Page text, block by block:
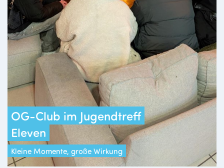
OG-Club im Jugendtreff
Eleven
Kleine Momente, große Wirkung